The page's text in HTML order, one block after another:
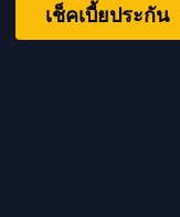
เช็คเบี้ยประกัน